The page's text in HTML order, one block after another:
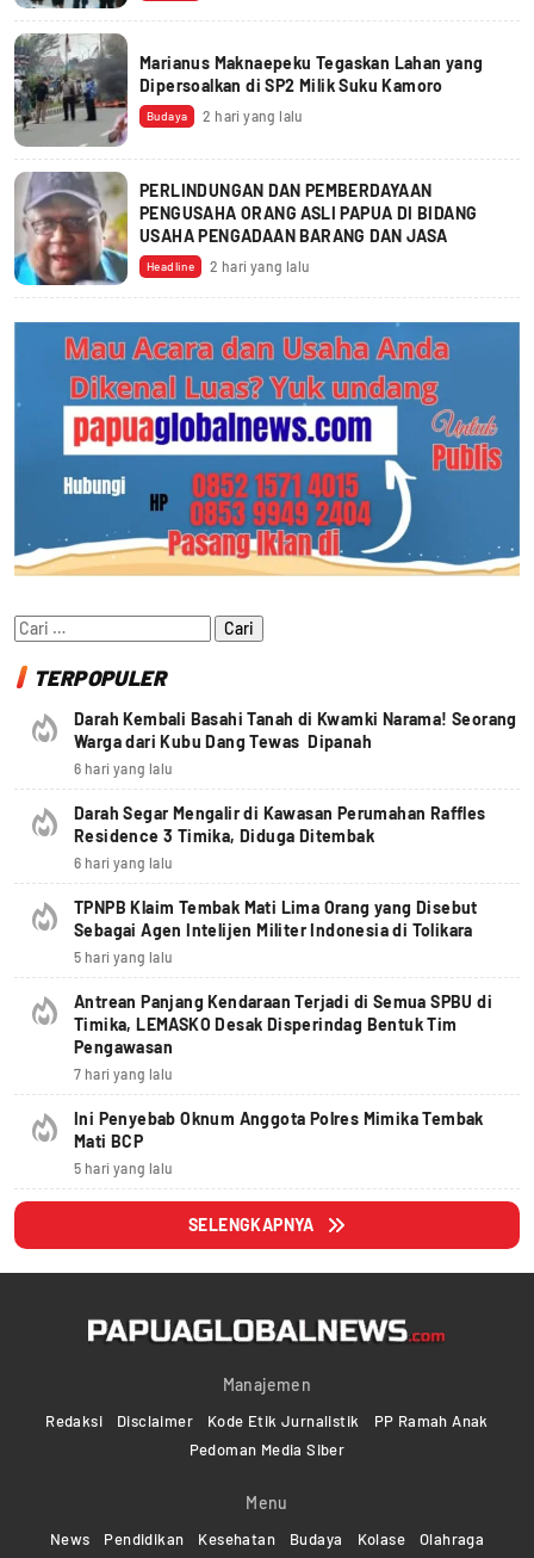
Marianus Maknaepeku Tegaskan Lahan yang
Dipersoalkan di SP2 Milik Suku Kamoro
Budaya 2 hari yang lalu
PERLINDUNGAN DAN PEMBERDAYAAN
PENGUSAHA ORANG ASLI PAPUA DI BIDANG
USAHA PENGADAAN BARANG DAN JASA
Headline 2 hari yang lalu
Cari
untuk:
TERPOPULER
Darah Kembali Basahi Tanah di Kwamki Narama! Seorang
Warga dari Kubu Dang Tewas Dipanah
6 hari yang lalu
Darah Segar Mengalir di Kawasan Perumahan Raffles
Residence 3 Timika, Diduga Ditembak
6 hari yang lalu
TPNPB Klaim Tembak Mati Lima Orang yang Disebut
Sebagai Agen Intelijen Militer Indonesia di Tolikara
5 hari yang lalu
Antrean Panjang Kendaraan Terjadi di Semua SPBU di
Timika, LEMASKO Desak Disperindag Bentuk Tim
Pengawasan
7 hari yang lalu
Ini Penyebab Oknum Anggota Polres Mimika Tembak
Mati BCP
5 hari yang lalu
SELENGKAPNYA
Manajemen
Redaksi Disclaimer Kode Etik Jurnalistik
PP Ramah Anak
Pedoman Media Siber
Menu
News Pendidikan Kesehatan Budaya Kolase
Olahraga